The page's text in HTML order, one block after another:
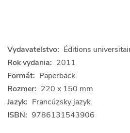
Vydavateľstvo: Éditions
Rok vydania: 2011
Formát: Paperback
Rozmer: 220 x 150 mm
Jazyk: Francúzsky jazyk
ISBN: 9786131543906